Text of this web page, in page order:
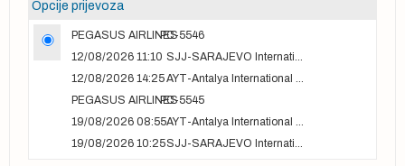
Opcije prijevoza
PEGASUS AIRLINESPC-5546
12/08/2026 11:10
SJJ-SARAJEVO International Airport
12/08/2026 14:25
AYT-Antalya International airport
PEGASUS AIRLINESPC-5545
19/08/2026 08:55
AYT-Antalya International airport
19/08/2026 10:25
SJJ-SARAJEVO International Airport